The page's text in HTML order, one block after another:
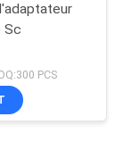
Sc
PCS